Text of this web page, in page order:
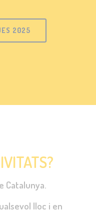
2025
Catalunya.
lloc i en